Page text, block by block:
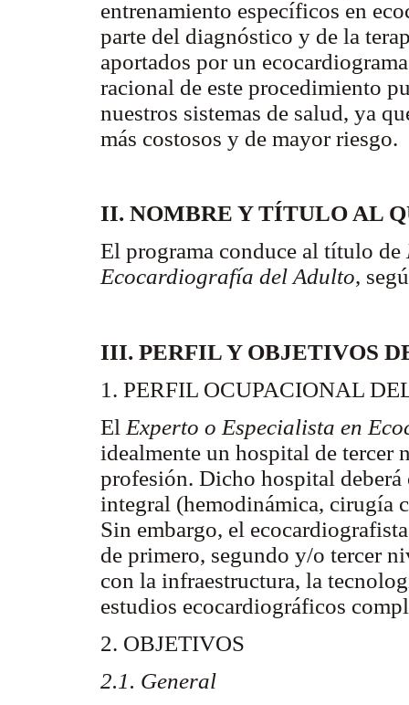
entrenamiento específicos en
parte del diagnóstico y de la
aportados por un
racional de este procedimiento
nuestros sistemas de salud, ya
más costosos y de mayor riesgo.
II. NOMBRE Y TÍTULO AL
El programa conduce al título de
Ecocardiografía del Adulto,
III. PERFIL Y OBJETIVOS
1. PERFIL OCUPACIONAL
El Experto o Especialista en
idealmente un hospital de tercer
profesión. Dicho hospital
integral (hemodinámica, cirugía
Sin embargo, el
de primero, segundo y/o tercer
con la infraestructura, la
estudios ecocardiográficos
2. OBJETIVOS
2.1. General